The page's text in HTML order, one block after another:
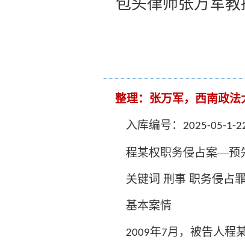
包头律师张万军
整理：张万军，西南政
入库编号： 2025-05-1-
程某权职务侵占案—预
关键词 刑事 职务侵占罪
基本案情
2009年7月，被告人程